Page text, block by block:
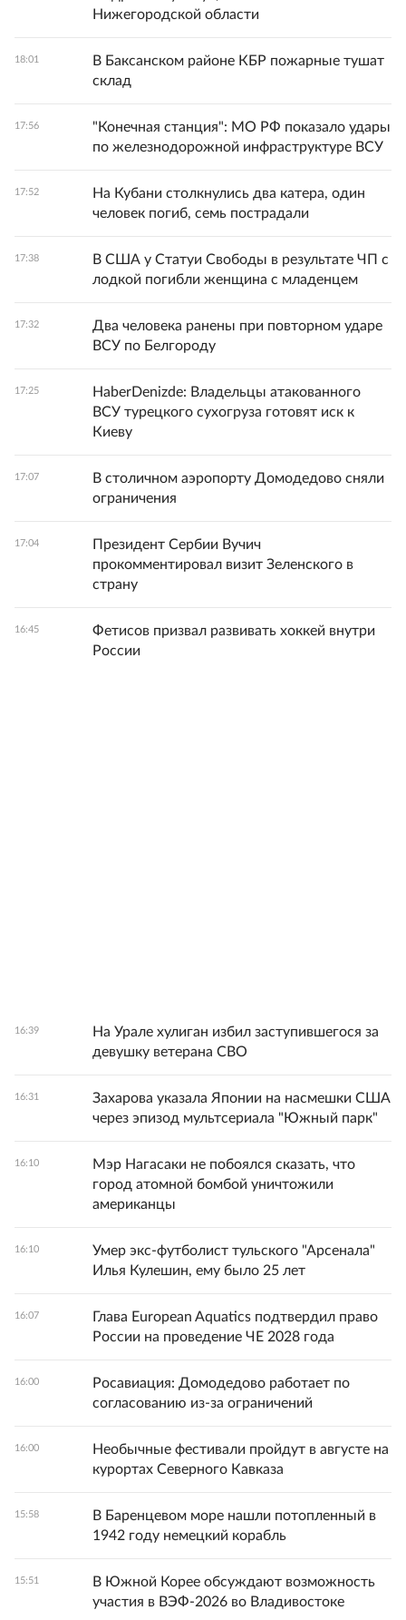
Нижегородской области
18:01
В Баксанском районе КБР пожарные тушат
склад
17:56
"Конечная станция": МО РФ показало удары
по железнодорожной инфраструктуре ВСУ
17:52
На Кубани столкнулись два катера, один
человек погиб, семь пострадали
17:38
В США у Статуи Свободы в результате ЧП с
лодкой погибли женщина с младенцем
17:32
Два человека ранены при повторном ударе
ВСУ по Белгороду
17:25
HaberDenizde: Владельцы атакованного
ВСУ турецкого сухогруза готовят иск к
Киеву
17:07
В столичном аэропорту Домодедово сняли
ограничения
17:04
Президент Сербии Вучич
прокомментировал визит Зеленского в
страну
16:45
Фетисов призвал развивать хоккей внутри
России
16:39
На Урале хулиган избил заступившегося за
девушку ветерана СВО
16:31
Захарова указала Японии на насмешки США
через эпизод мультсериала "Южный парк"
16:10
Мэр Нагасаки не побоялся сказать, что
город атомной бомбой уничтожили
американцы
16:10
Умер экс-футболист тульского "Арсенала"
Илья Кулешин, ему было 25 лет
16:07
Глава European Aquatics подтвердил право
России на проведение ЧЕ 2028 года
16:00
Росавиация: Домодедово работает по
согласованию из-за ограничений
16:00
Необычные фестивали пройдут в августе на
курортах Северного Кавказа
15:58
В Баренцевом море нашли потопленный в
1942 году немецкий корабль
15:51
В Южной Корее обсуждают возможность
участия в ВЭФ-2026 во Владивостоке